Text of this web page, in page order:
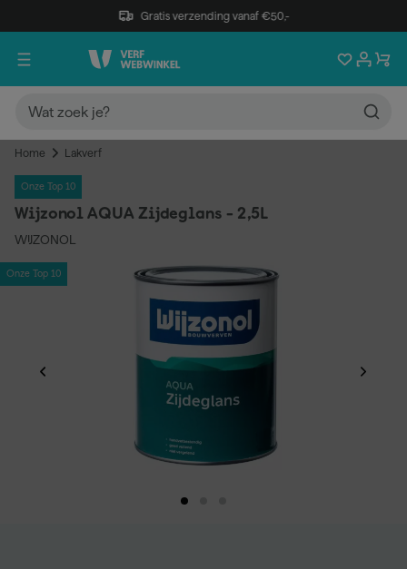
Gratis verzending vanaf €50,-
Home Lakverf
Onze Top 10
Wijzonol AQUA Zijdeglans - 2,5L
WIJZONOL
Onze Top 10